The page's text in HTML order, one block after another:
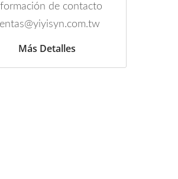
de contacto
Más Detalles